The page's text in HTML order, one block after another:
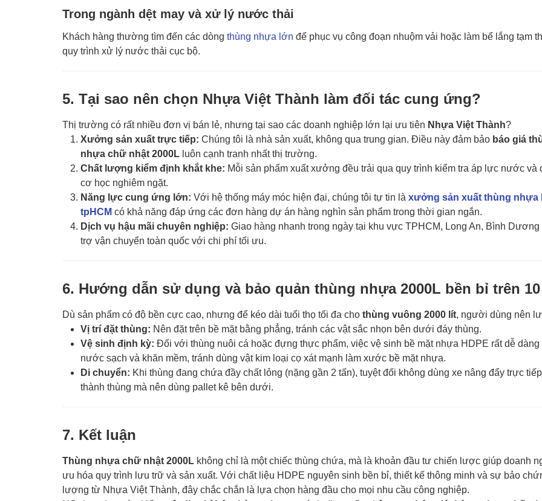
Trong ngành dệt may và xử lý nước thải
Khách hàng thường tìm đến các dòng thùng nhựa lớn để phục vụ công đoạn nhuộm vải hoặc làm bể lắng tạm
quy trình xử lý nước thải cục bộ.
5. Tại sao nên chọn Nhựa Việt Thành làm đối tác cung ứng?
Thị trường có rất nhiều đơn vị bán lẻ, nhưng tại sao các doanh nghiệp lớn lại ưu tiên Nhựa Việt Thành?
Xưởng sản xuất trực tiếp: Chúng tôi là nhà sản xuất, không qua trung gian. Điều này đảm bảo báo giá
nhựa chữ nhật 2000L luôn cạnh tranh nhất thị trường.
Chất lượng kiểm định khắt khe: Mỗi sản phẩm xuất xưởng đều trải qua quy trình kiểm tra áp lực nước và
cơ học nghiêm ngặt.
Năng lực cung ứng lớn: Với hệ thống máy móc hiện đại, chúng tôi tự tin là xưởng sản xuất thùng nhựa
tpHCM có khả năng đáp ứng các đơn hàng dự án hàng nghìn sản phẩm trong thời gian ngắn.
Dịch vụ hậu mãi chuyên nghiệp: Giao hàng nhanh trong ngày tại khu vực TPHCM, Long An, Bình Dương
trợ vận chuyển toàn quốc với chi phí tối ưu.
6. Hướng dẫn sử dụng và bảo quản thùng nhựa 2000L bền bỉ trên
Dù sản phẩm có độ bền cực cao, nhưng để kéo dài tuổi thọ tối đa cho thùng vuông 2000 lít, người dùng nên
Vị trí đặt thùng: Nên đặt trên bề mặt bằng phẳng, tránh các vật sắc nhọn bên dưới đáy thùng.
Vệ sinh định kỳ: Đối với thùng nuôi cá hoặc đựng thực phẩm, việc vệ sinh bề mặt nhựa HDPE rất dễ dàng
nước sạch và khăn mềm, tránh dùng vật kim loại cọ xát mạnh làm xước bề mặt nhựa.
Di chuyển: Khi thùng đang chứa đầy chất lỏng (nặng gần 2 tấn), tuyệt đối không dùng xe nâng đẩy trực
thành thùng mà nên dùng pallet kê bên dưới.
7. Kết luận
Thùng nhựa chữ nhật 2000L không chỉ là một chiếc thùng chứa, mà là khoản đầu tư chiến lược giúp doanh
ưu hóa quy trình lưu trữ và sản xuất. Với chất liệu HDPE nguyên sinh bền bỉ, thiết kế thông minh và sự bảo
lượng từ Nhựa Việt Thành, đây chắc chắn là lựa chọn hàng đầu cho mọi nhu cầu công nghiệp.